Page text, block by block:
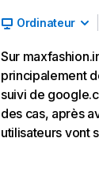
Ordinateur
Sur
principalement
suivi de
des cas, après
utilisateurs vont